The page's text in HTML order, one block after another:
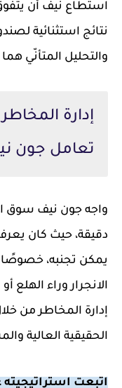
استطاع نيف أن
نتائج استثنائية
والتحليل المتأنّي
إدارة
تعامل جون
واجه جون نيف سوق
دقيقة، حيث كان
يمكن تجنبه، خصوصًا
الانجرار وراء الهلع
إدارة المخاطر من
الحقيقية العالية
اتبعت